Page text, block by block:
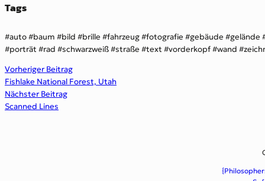
Tags
auto baum bild brille fahrzeug fotografie gebäude
gelände
porträt
rad schwarzweiß straße text vorderkopf wand
Vorheriger Beitrag
Fishlake National Forest, Utah
Nächster Beitrag
Scanned Lines